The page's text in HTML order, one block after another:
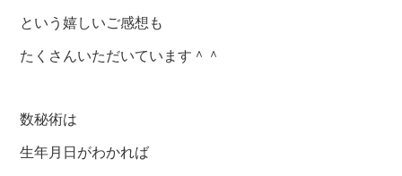
という嬉しいご感想も
たくさんいただいています＾＾
数秘術は
生年月日がわかれば